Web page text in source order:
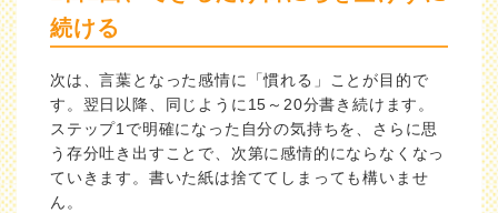
続ける
次は、言葉となった感情に「慣れる」ことが目的で
す。翌日以降、同じように15～20分書き続けます。
ステップ1で明確になった自分の気持ちを、さらに思
う存分吐き出すことで、次第に感情的にならなくなっ
ていきます。書いた紙は捨ててしまっても構いませ
ん。